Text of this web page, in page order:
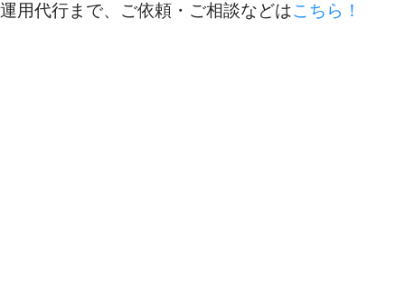
運用代行まで、ご依頼・ご相談などはこちら！